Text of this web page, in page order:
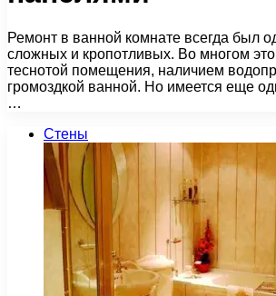
Ремонт в ванной комнате всегда был
сложных и кропотливых. Во многом это
теснотой помещения, наличием
громоздкой ванной. Но имеется еще
…
Стены